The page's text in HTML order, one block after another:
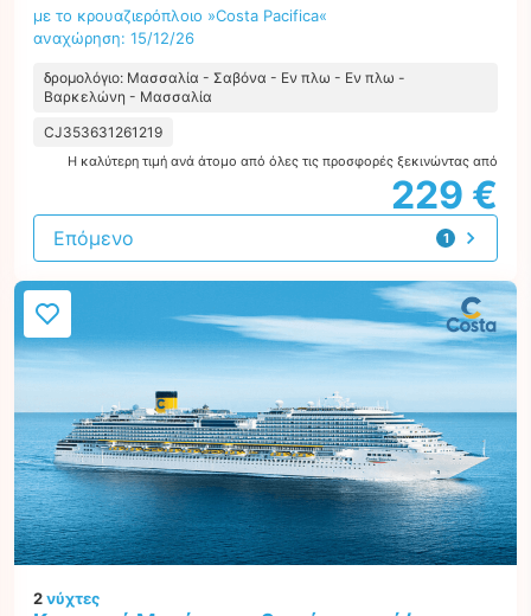
με το κρουαζιερόπλοιο »Costa Pacifica«
αναχώρηση: 15/12/26
δρομολόγιο: Μασσαλία - Σαβόνα - Εν πλω - Εν πλω -
Βαρκελώνη - Μασσαλία
CJ353631261219
Η καλύτερη τιμή ανά άτομο από όλες τις προσφορές ξεκινώντας από
229 €
1
προσφορά
Επόμενο
2νύχτες